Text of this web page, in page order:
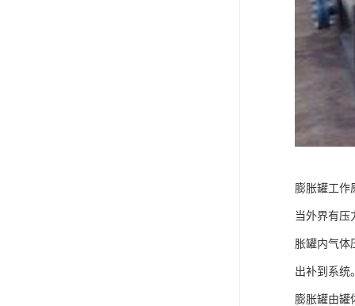
膨胀罐工作
当外界有压
胀罐内气体
出补到系统
膨胀罐由罐